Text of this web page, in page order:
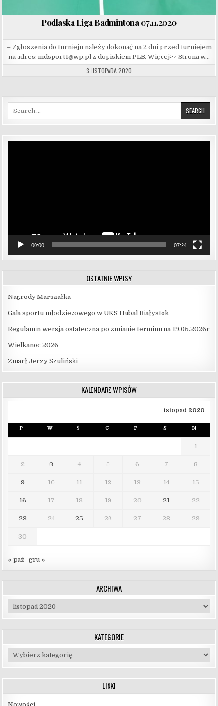
Podlaska Liga Badmintona 07.11.2020
– Zgłoszenia do turnieju należy dokonać na 2 dni przed turniejem
na adres: mdsport1@wp.pl z dopiskiem PLB. Więcej>> Strona w…
3 LISTOPADA 2020
Search for:
00:00 07:24
OSTATNIE WPISY
Nagrody Marszałka
Gala sportu młodzieżowego w UKS Hubal Białystok
Regulamin wersja ostateczna po zmianie terminu na 19.05.2026r
Wielkanoc 2026
Zmarł Jerzy Szuliński
KALENDARZ WPISÓW
listopad 2020
P W Ś C P S N
1
2 3 4 5 6 7 8
9 10 11 12 13 14 15
16 17 18 19 20 21 22
23 24 25 26 27 28 29
30
« paź gru »
ARCHIWA
Archiwa
KATEGORIE
Kategorie
LINKI
Nowości